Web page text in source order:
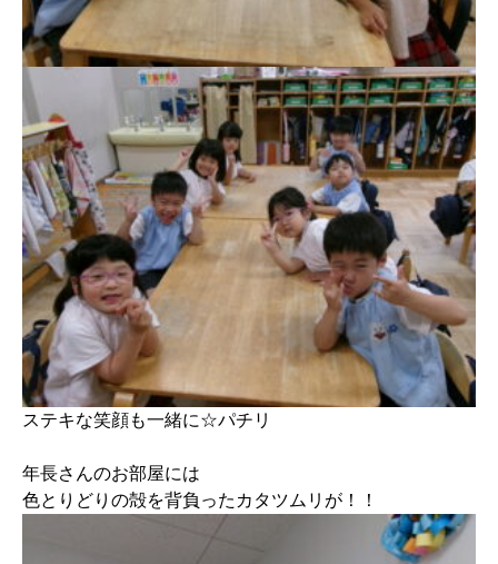
ステキな笑顔も一緒に☆パチリ
年長さんのお部屋には
色とりどりの殻を背負ったカタツムリが！！